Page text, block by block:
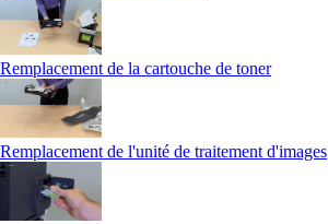
Remplacement de la cartouche de toner
Remplacement de l'unité de traitement d'images